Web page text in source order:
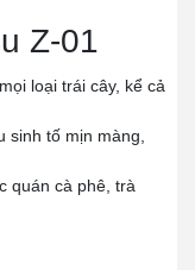
Z-01
loại trái cây, kể cả
sinh tố mịn màng,
quán cà phê, trà